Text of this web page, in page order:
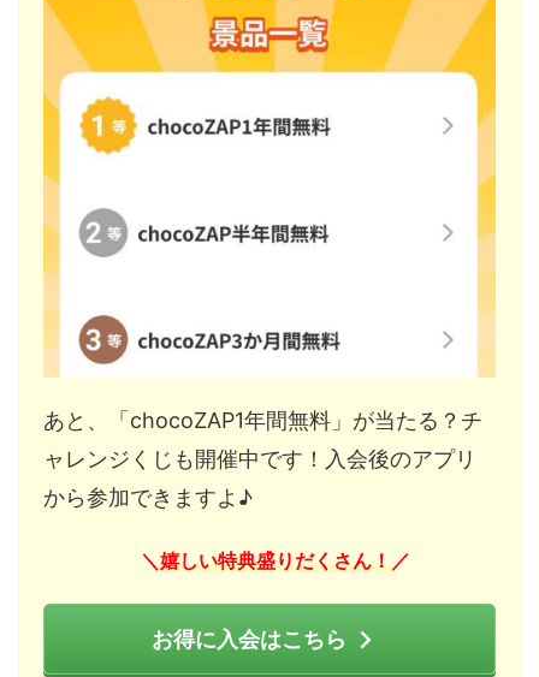
あと、「chocoZAP1年間無料」が当たる？チ
ャレンジくじも開催中です！入会後のアプリ
から参加できますよ♪
＼ 嬉しい特典盛りだくさん！ ／
お得に入会はこちら